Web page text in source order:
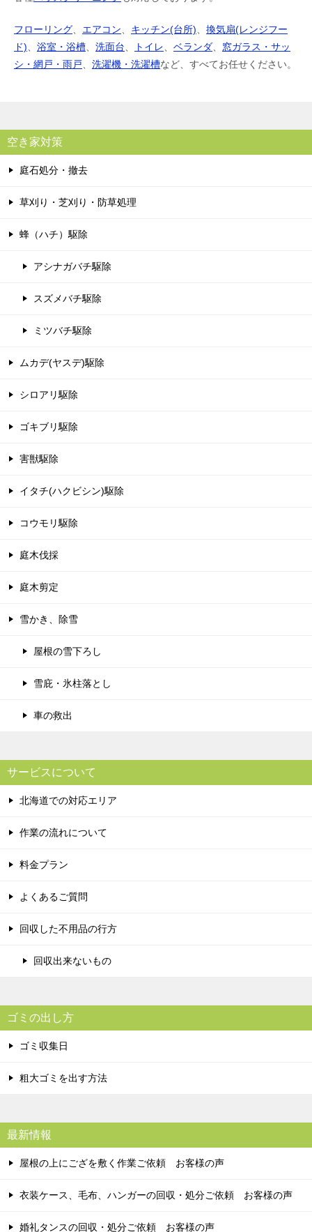
フローリング、 エアコン、 キッチン(台所)、 換気扇(レンジフー
ド)、 浴室・浴槽、 洗面台、 トイレ、 ベランダ、 窓ガラス・サッ
シ・網戸・雨戸、 洗濯機・洗濯槽など、すべてお任せください。
空き家対策
庭石処分・撤去
草刈り・芝刈り・防草処理
蜂（ハチ）駆除
アシナガバチ駆除
スズメバチ駆除
ミツバチ駆除
ムカデ(ヤスデ)駆除
シロアリ駆除
ゴキブリ駆除
害獣駆除
イタチ(ハクビシン)駆除
コウモリ駆除
庭木伐採
庭木剪定
雪かき、除雪
屋根の雪下ろし
雪庇・氷柱落とし
車の救出
サービスについて
北海道での対応エリア
作業の流れについて
料金プラン
よくあるご質問
回収した不用品の行方
回収出来ないもの
ゴミの出し方
ゴミ収集日
粗大ゴミを出す方法
最新情報
屋根の上にござを敷く作業ご依頼 お客様の声
衣装ケース、毛布、ハンガーの回収・処分ご依頼 お客様の声
婚礼タンスの回収・処分ご依頼 お客様の声